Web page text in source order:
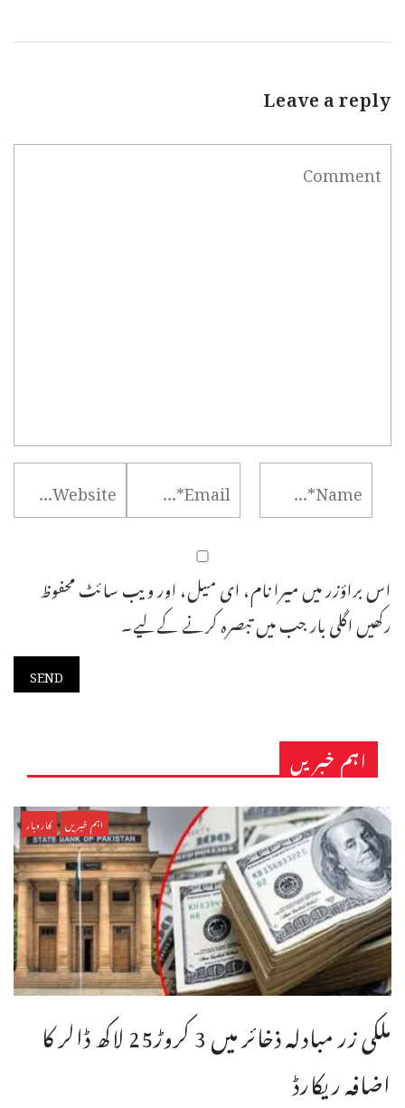
Leave a reply
اس براؤزر میں میرا نام، ای میل، اور ویب سائٹ محفوظ
رکھیں اگلی بار جب میں تبصرہ کرنے کےلیے۔
اہم خبریں
اہم خبریں کاروبار
ملکی زر مبادلہ ذخائر میں 3 کروڑ25 لاکھ ڈالر کا
اضافہ ریکارڈ